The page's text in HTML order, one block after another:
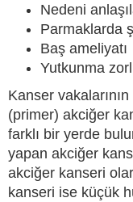
Nedeni
Parmaklarda
Baş ameliyatı
Yutkunma
Kanser
(primer) akciğer
farklı bir yerde
yapan akciğer
akciğer kanseri
kanseri ise küçük